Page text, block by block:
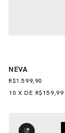
NEVA
R$1.599,90
10 XDE R$159,99